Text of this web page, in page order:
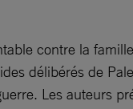
contre la
délibérés de
Les auteurs